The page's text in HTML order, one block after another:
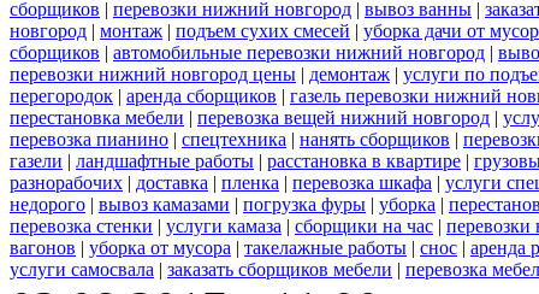
сборщиков | перевозки нижний новгород | вывоз ванны |
новгород | монтаж | подъем сухих смесей | уборка дачи от
сборщиков | автомобильные перевозки нижний новгород |
перевозки нижний новгород цены | демонтаж | услуги по
перегородок | аренда сборщиков | газель перевозки нижний
перестановка мебели | перевозка вещей нижний новгород |
перевозка пианино | спецтехника | нанять сборщиков |
газели | ландшафтные работы | расстановка в квартире |
разнорабочих | доставка | пленка | перевозка шкафа | услуги
недорого | вывоз камазами | погрузка фуры | уборка |
перевозка стенки | услуги камаза | сборщики на час | перевозки
вагонов | уборка от мусора | такелажные работы | снос | аренда
услуги самосвала | заказать сборщиков мебели | перевозка